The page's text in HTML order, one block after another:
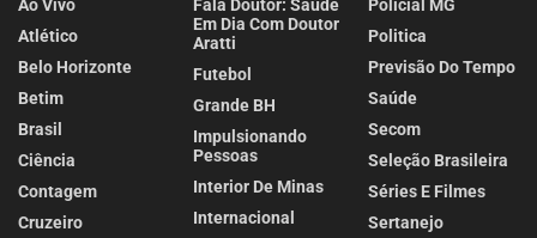
Ao Vivo
Atlético
Belo Horizonte
Betim
Brasil
Ciência
Contagem
Cruzeiro
Fala Doutor: Saúde
Em Dia Com Doutor
Aratti
Futebol
Grande BH
Impulsionando
Pessoas
Interior De Minas
Internacional
Policial MG
Politica
Previsão Do Tempo
Saúde
Secom
Seleção Brasileira
Séries E Filmes
Sertanejo